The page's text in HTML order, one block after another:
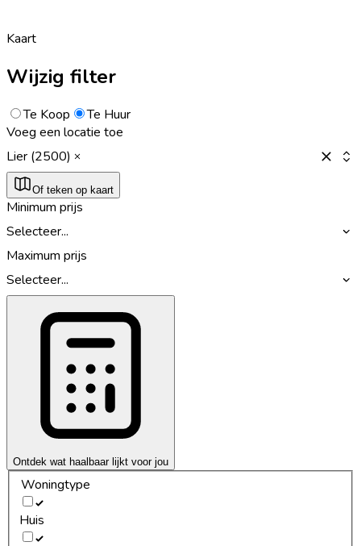
Kaart
Wijzig filter
Te Koop
Te Huur
Voeg een locatie toe
Lier (2500)
Of teken op kaart
Minimum prijs
Selecteer...
Maximum prijs
Selecteer...
Ontdek wat haalbaar lijkt voor jou
Woningtype
Huis